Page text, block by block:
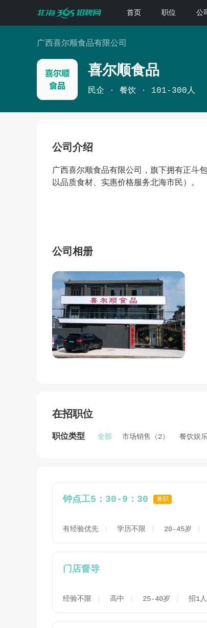
首页 职位 公
广西喜尔顺食品有限公司
喜尔顺食品
民企 餐饮 101-300人
公司介绍
广西喜尔顺食品有限公司，旗下拥有正斗
以品质食材、实惠价格服务北海市民）。
公司相册
在招职位
职位类型 全部 市场销售（2） 餐饮娱
钟点工5：30-9：30 兼职
有经验优先 学历不限 20-45岁
门店督导
经验不限 高中 25-40岁 招1人